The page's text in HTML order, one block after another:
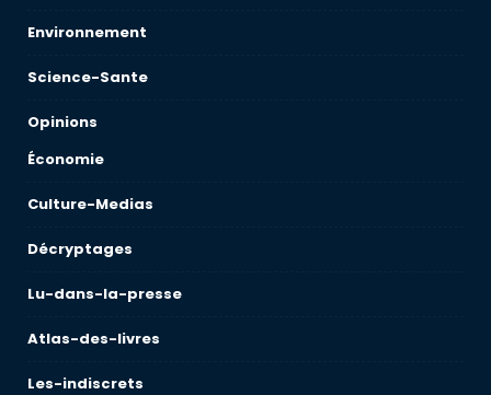
Environnement
Science-Sante
Opinions
Économie
Culture-Medias
Décryptages
Lu-dans-la-presse
Atlas-des-livres
Les-indiscrets